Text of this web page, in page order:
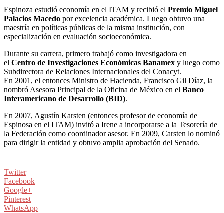
Espinoza estudió economía en el ITAM y recibió el Premio Miguel
Palacios Macedo por excelencia académica. Luego obtuvo una
maestría en políticas públicas de la misma institución, con
especialización en evaluación socioeconómica.
Durante su carrera, primero trabajó como investigadora en
el Centro de Investigaciones Económicas Banamex y luego como
Subdirectora de Relaciones Internacionales del Conacyt.
En 2001, el entonces Ministro de Hacienda, Francisco Gil Díaz, la
nombró Asesora Principal de la Oficina de México en el Banco
Interamericano de Desarrollo (BID).
En 2007, Agustín Karsten (entonces profesor de economía de
Espinosa en el ITAM) invitó a Irene a incorporarse a la Tesorería de
la Federación como coordinador asesor. En 2009, Carsten lo nominó
para dirigir la entidad y obtuvo amplia aprobación del Senado.
Twitter
Facebook
Google+
Pinterest
WhatsApp